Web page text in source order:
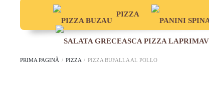
PIZZA
PRIMA PAGINĂ / PIZZA / PIZZA BUFALLA AL POLLO